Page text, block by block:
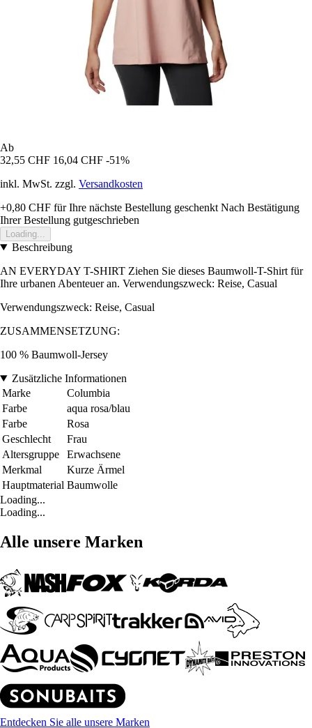
Ab
32,55 CHF 16,04 CHF -51%
inkl. MwSt. zzgl. Versandkosten
+0,80 CHF für Ihre nächste Bestellung geschenkt Nach Bestätigung
Ihrer Bestellung gutgeschrieben
Loading...
Beschreibung
AN EVERYDAY T-SHIRT Ziehen Sie dieses Baumwoll-T-Shirt für
Ihre urbanen Abenteuer an. Verwendungszweck: Reise, Casual
Verwendungszweck: Reise, Casual
ZUSAMMENSETZUNG:
100 % Baumwoll-Jersey
Zusätzliche Informationen
Marke
Columbia
Farbe
aqua rosa/blau
Farbe
Rosa
Geschlecht
Frau
Altersgruppe
Erwachsene
Merkmal
Kurze Ärmel
Hauptmaterial Baumwolle
Loading...
Loading...
Alle unsere Marken
Entdecken Sie alle unsere Marken